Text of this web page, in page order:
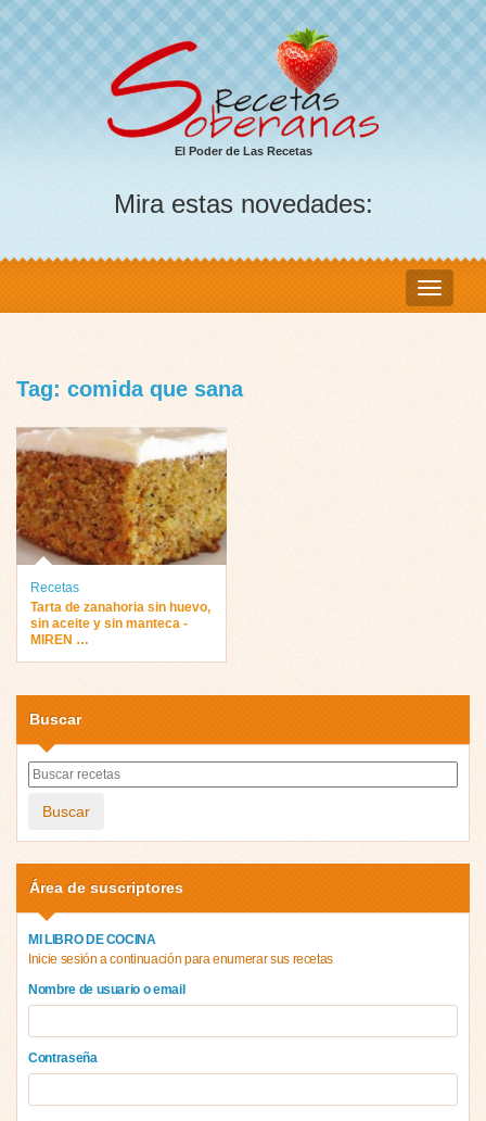
El Poder de Las Recetas
Mira estas novedades:
Tag: comida que sana
Recetas
Tarta de zanahoria sin huevo,
sin aceite y sin manteca ­
MIREN …
Buscar
Buscar
Área de suscriptores
MI LIBRO DE COCINA
Inicie sesión a continuación para enumerar sus recetas
Nombre de usuario o email
Contraseña